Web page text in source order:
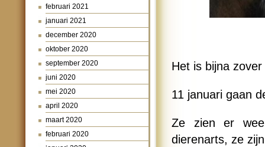
februari 2021
januari 2021
december 2020
oktober 2020
september 2020
juni 2020
mei 2020
april 2020
maart 2020
februari 2020
Het is bijna zover
11 januari gaan
Ze zien er
dierenarts, ze